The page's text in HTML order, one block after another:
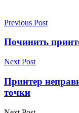
Previous Post
Починить
Next Post
Принтер
точки